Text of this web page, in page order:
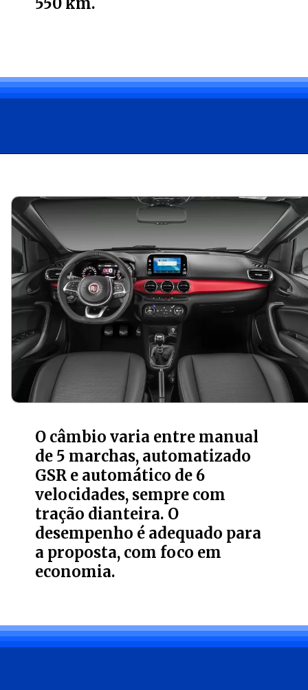
550 km.
O câmbio varia entre manual
de 5 marchas, automatizado
GSR e automático de 6
velocidades, sempre com
tração dianteira. O
desempenho é adequado para
a proposta, com foco em
economia.